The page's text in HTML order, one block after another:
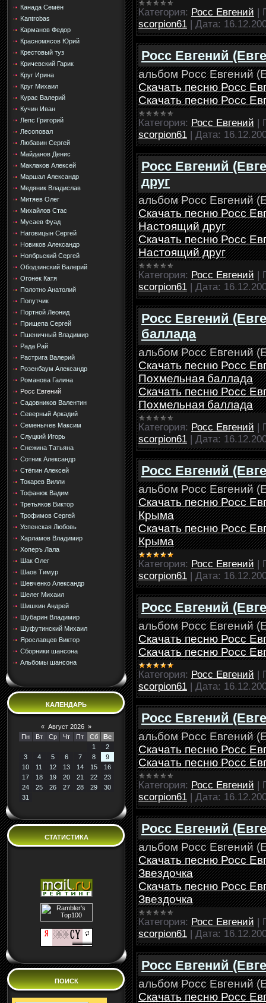
Канада Семён
Kantrobas
Карманов Федор
Красномясов Юрий
Крестовый туз
Кричевский Гарик
Круг Ирина
Круг Михаил
Курас Валерий
Кучин Иван
Лепс Григорий
Лесоповал
Любавин Сергей
Майданов Денис
Маклаков Алексей
Маршал Александр
Медяник Владислав
Митяев Олег
Михайлов Стас
Мусаев Фуад
Наговицын Сергей
Новиков Александр
Ноябрьский Сергей
Ободзинский Валерий
Огонек Катя
Полотно Анатолий
Попутчик
Портной Леонид
Прищепа Сергей
Пшеничный Владимир
Рада Рай
Растрига Валерий
Розенбаум Александр
Романова Галина
Росс Евгений
Садовников Валентин
Северный Аркадий
Семенычев Максим
Слуцкий Игорь
Снежина Татьяна
Сотник Александр
Стёпин Алексей
Токарев Вилли
Тофанюк Вадим
Третьяков Виктор
Трофимов Сергей
Успенская Любовь
Харламов Владимир
Хоперъ Лала
Шак Олег
Шаов Тимур
Шевченко Александр
Шелег Михаил
Шишкин Андрей
Шубарин Владимир
Шуфутинский Михаил
Ярославцев Виктор
Сборники шансона
Альбомы шансона
КАЛЕНДАРЬ
« Август 2026 »
Пн
Вт Ср Чт Пт Сб
Вс
1
2
3
4 5 6 7 8
9
10
11 12 13 14 15
16
17
18 19 20 21 22
23
24
25 26 27 28 29
30
31
СТАТИСТИКА
ПОИСК
Категория: Росс Евгений |
scorpion61 | Дата:
Росс Евгений
альбом Росс Евгений
Скачать песню Росс
Скачать песню Росс
Категория: Росс Евгений |
scorpion61 | Дата:
Росс Евгений
друг
альбом Росс Евгений
Скачать песню Росс
Настоящий друг
Скачать песню Росс
Настоящий друг
Категория: Росс Евгений |
scorpion61 | Дата:
Росс Евгений
баллада
альбом Росс Евгений
Скачать песню Росс
Похмельная баллада
Скачать песню Росс
Похмельная баллада
Категория: Росс Евгений |
scorpion61 | Дата:
Росс Евгений
альбом Росс Евгений
Скачать песню Росс
Крыма
Скачать песню Росс
Крыма
Категория: Росс Евгений |
scorpion61 | Дата:
Росс Евгений
альбом Росс Евгений
Скачать песню Росс
Скачать песню Росс
Категория: Росс Евгений |
scorpion61 | Дата:
Росс Евгений
альбом Росс Евгений
Скачать песню Росс
Скачать песню Росс
Категория: Росс Евгений |
scorpion61 | Дата:
Росс Евгений
альбом Росс Евгений
Скачать песню Росс
Звездочка
Скачать песню Росс
Звездочка
Категория: Росс Евгений |
scorpion61 | Дата:
Росс Евгений
альбом Росс Евгений
Скачать песню Росс